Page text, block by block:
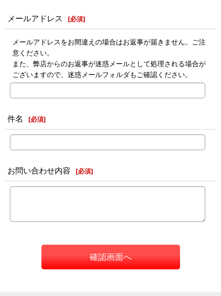
メールアドレス [必須]
メールアドレスをお間違えの場合はお返事が届きません。ご注
意ください。
また、弊店からのお返事が迷惑メールとして処理される場合が
ございますので、迷惑メールフォルダもご確認ください。
件名 [必須]
お問い合わせ内容 [必須]
確認画面へ